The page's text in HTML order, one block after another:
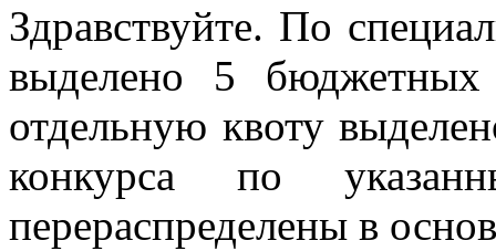
Здравствуйте. По
выделено 5
отдельную квоту
конкурса по
перераспределены в